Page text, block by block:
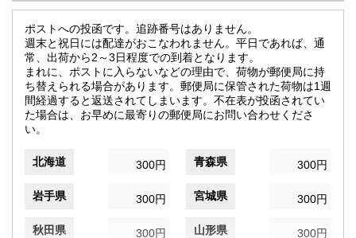
ポストへの投函です。追跡番号はありません。
週末と祝日には配達がおこなわれません。平日であれば、通
常、出荷から2～3日程度での到着となります。
まれに、ポストに入らないなどの理由で、荷物が郵便局に持
ち替えられる場合があります。郵便局に保管された荷物は1週
間経過すると返送されてしまいます。不在表が投函されてい
た場合は、お早めに最寄りの郵便局にお問い合わせくださ
い。
北海道 300円 青森県 300円
岩手県 300円 宮城県 300円
秋田県 300円 山形県 300円